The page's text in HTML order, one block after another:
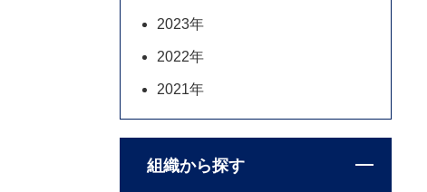
2023年
2022年
2021年
組織から探す